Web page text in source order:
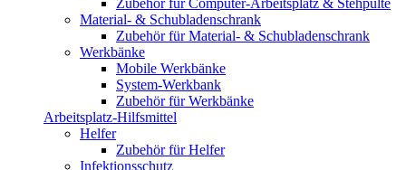
Zubehör für Computer-Arbeitsplatz & Stehpulte
Material- & Schubladenschrank
Zubehör für Material- & Schubladenschrank
Werkbänke
Mobile Werkbänke
System-Werkbank
Zubehör für Werkbänke
Arbeitsplatz-Hilfsmittel
Helfer
Zubehör für Helfer
Infektionsschutz